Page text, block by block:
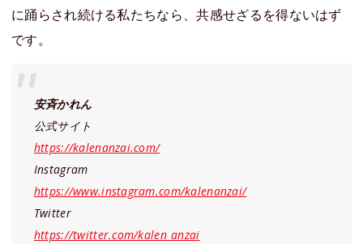
に踊らされ続ける私たちなら、共感せざるを得ないはず
です。
安斉かれん
公式サイト
https://kalenanzai.com/
Instagram
https://www.instagram.com/kalenanzai/
Twitter
https://twitter.com/kalen_anzai